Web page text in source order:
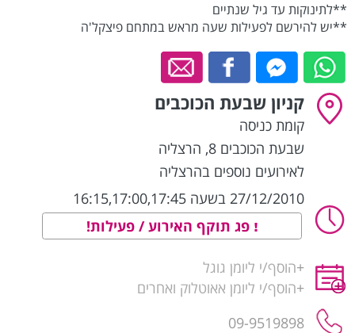
**לתינוקות עד גיל שנתיים
**יש להירשם לפעילות שעה מראש במתחם פיצקל'ה
קניון שבעת הכוכבים
קומת כניסה
שבעת הכוכבים 8
, הרצליה
לאירועים נוספים בהרצליה
27/12/2010 בשעה 16:15,17:00,17:45
פג תוקף האירוע / פעילות!
+הוסף/י ליומן גוגל
+הוסף/י ליומן אאוטלוק ואחרים
09-9519898